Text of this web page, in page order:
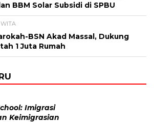
BBM Solar Subsidi di SPBU
WITA
BSN Akad Massal, Dukung
1 Juta Rumah
Imigrasi
Keimigrasian